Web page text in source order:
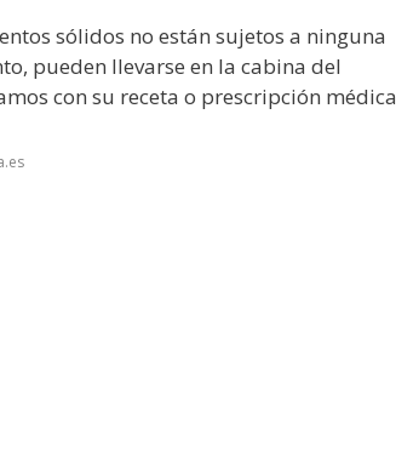
sólidos no están sujetos a ninguna
pueden llevarse en la cabina del
con su receta o prescripción médica